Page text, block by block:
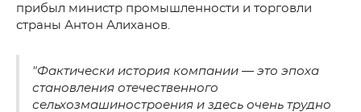
прибыл министр промышленности и торговли
страны Антон Алиханов.
"Фактически история компании — это эпоха
становления отечественного
сельхозмашиностроения и здесь очень трудно